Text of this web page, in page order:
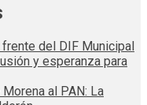
del DIF Municipal
y esperanza para
al PAN: La